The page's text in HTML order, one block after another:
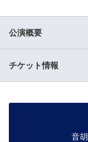
公演概要
チケット情報
音